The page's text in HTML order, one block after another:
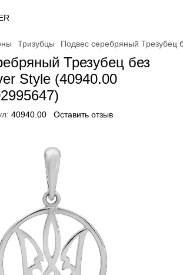
Тризубцы Подвес серебряный Трезубец
Трезубец без
Style (40940.00
40940.00 Оставить отзыв